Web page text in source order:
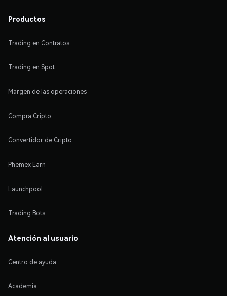
Productos
Trading en Contratos
Trading en Spot
Margen de las operaciones
Compra Cripto
Convertidor de Cripto
Phemex Earn
Launchpool
Trading Bots
Atención al usuario
Centro de ayuda
Academia